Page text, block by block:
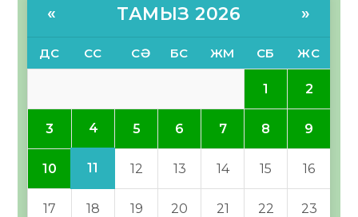
« ТАМЫЗ 2026 »
ДС СС СӘ БС ЖМ СБ ЖС
1 2
3 4 5 6 7 8 9
10 11 12 13 14 15 16
17 18 19 20 21 22 23